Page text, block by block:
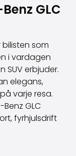
GLC
som
i vardagen
SUV erbjuder.
elegans,
varje resa.
GLC
fyrhjulsdrift